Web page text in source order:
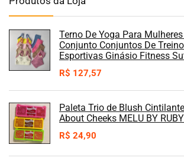
Terno De Yoga Para
Conjunto Conjuntos De
Esportivas Ginásio Fitness
R$ 127,57
Paleta Trio de Blush
About Cheeks MELU BY
R$ 24,90